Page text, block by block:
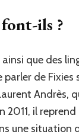
ils ?
que des
de Fixies
Andrès,
2011, il
une situation